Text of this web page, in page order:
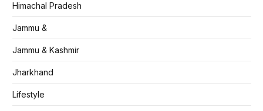
Himachal Pradesh
Jammu &
Jammu & Kashmir
Jharkhand
Lifestyle